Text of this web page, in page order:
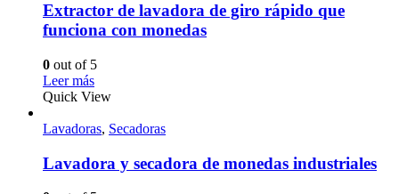
Extractor de lavadora de giro rápido que
funciona con monedas
0 out of 5
Leer más
Quick View
Lavadoras, Secadoras
Lavadora y secadora de monedas industriales